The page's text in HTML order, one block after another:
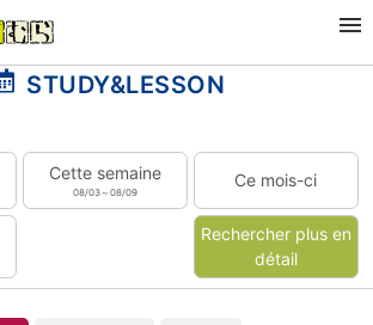
STUDY&LESSON
Cette semaine
08/03～08/09
Ce mois-ci
Rechercher plus en
détail